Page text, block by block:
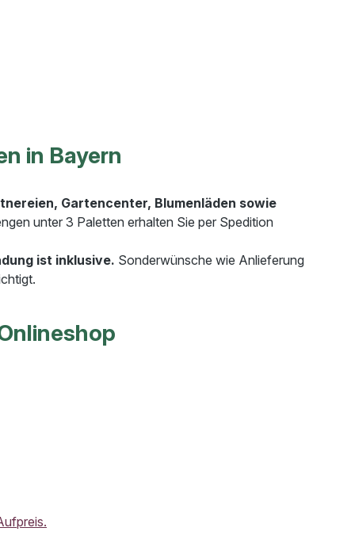
in Bayern
Gartencenter, Blumenläden sowie
unter 3 Paletten erhalten Sie per Spedition
ist inklusive. Sonderwünsche wie Anlieferung